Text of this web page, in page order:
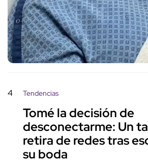
4 Tendencias
Tomé la decisión de
desconectarme: Un
retira de redes tras
su boda